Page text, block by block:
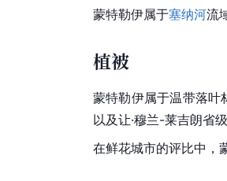
蒙特勒伊属于塞纳河流
植被
蒙特勒伊属于温带落叶
以及让·穆兰-莱吉朗省
在鲜花城市的评比中，